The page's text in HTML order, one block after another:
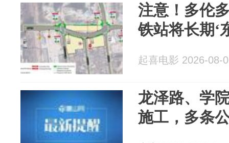
注意！多伦
铁站将长期‘
起喜电影 2026-08-
龙泽路、学
施工，多条